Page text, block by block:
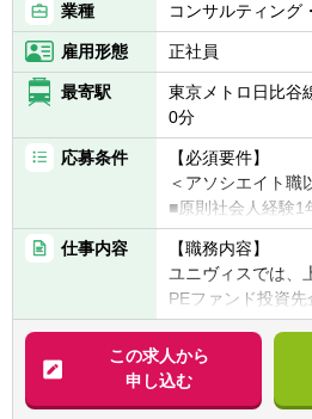
業種 コンサルティング
雇用形態 正社員
最寄駅
東京メトロ日比谷
0分
応募条件
【必須要件】
＜アソシエイト職
■原則社会人経験1
■コンサルティン
■一緒に会社を創
味・関心
＜マネージャー職
■財務・会計系コ
の就業経験3年以上
■監査法人での就業
仕事内容
【職務内容】
ユニヴィスでは、
PEファンド投資
たはCFO補佐とし
企業の経営管理や
し、企業価値向上
この求人から
申し込む